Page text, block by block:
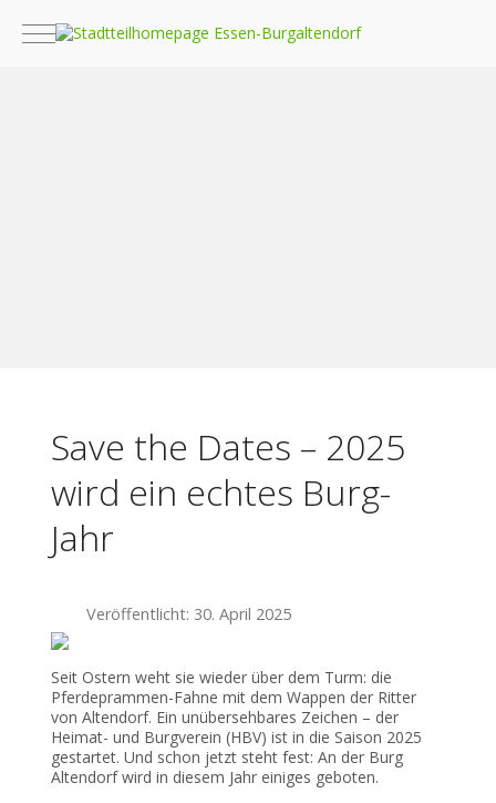
Mobile Menu Toggle
Save the Dates – 2025
wird ein echtes Burg-
Jahr
Veröffentlicht: 30. April 2025
Seit Ostern weht sie wieder über dem Turm: die
Pferdeprammen-Fahne mit dem Wappen der Ritter
von Altendorf. Ein unübersehbares Zeichen – der
Heimat- und Burgverein (HBV) ist in die Saison 2025
gestartet. Und schon jetzt steht fest: An der Burg
Altendorf wird in diesem Jahr einiges geboten.